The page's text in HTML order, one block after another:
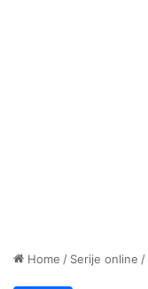
Home / Serije online /